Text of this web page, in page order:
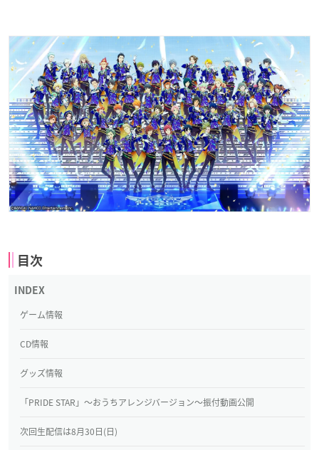
目次
ゲーム情報
CD情報
グッズ情報
「PRIDE STAR」〜おうちアレンジバージョン〜振付動画公開
次回生配信は8月30日(日)